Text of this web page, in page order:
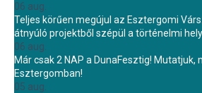
06 aug.
Teljes körűen megújul az Esztergomi
átnyúló projektből szépül a történelmi
06 aug.
Már csak 2 NAP a DunaFesztig! Mutatjuk,
Esztergomban!
05 aug.